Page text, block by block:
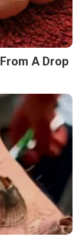
A Drop